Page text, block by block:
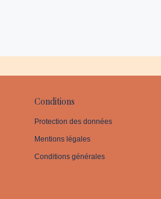
Conditions
Protection des données
Mentions légales
Conditions générales